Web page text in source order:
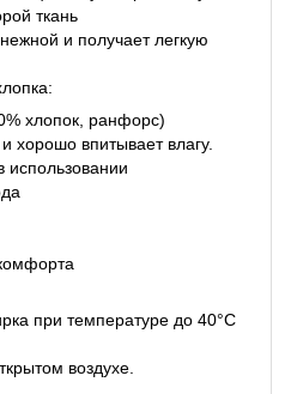
ткань
и получает легкую
хлопок, ранфорс)
хорошо впитывает влагу.
использовании
при температуре до 40°C
воздухе.